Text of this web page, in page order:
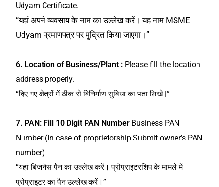
Udyam Certificate.
“यहां अपने व्यवसाय के नाम का उल्लेख करें। यह नाम MSME
Udyam प्रमाणपत्र पर मुद्रित किया जाएगा।”
6. Location of Business/Plant : Please fill the location
address properly.
“दिए गए क्षेत्रों में ठीक से विनिर्माण सुविधा का पता लिखे |”
7. PAN: Fill 10 Digit PAN Number Business PAN
Number (In case of proprietorship Submit owner’s PAN
number)
“यहां बिजनेस पैन का उल्लेख करें। प्रोप्राइटरशिप के मामले में
प्रोप्राइटर का पैन उल्लेख करें।”